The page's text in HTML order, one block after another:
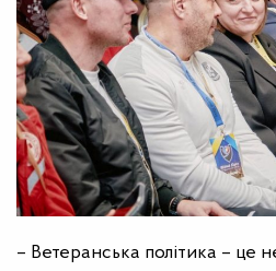
– Ветеранська політика – це